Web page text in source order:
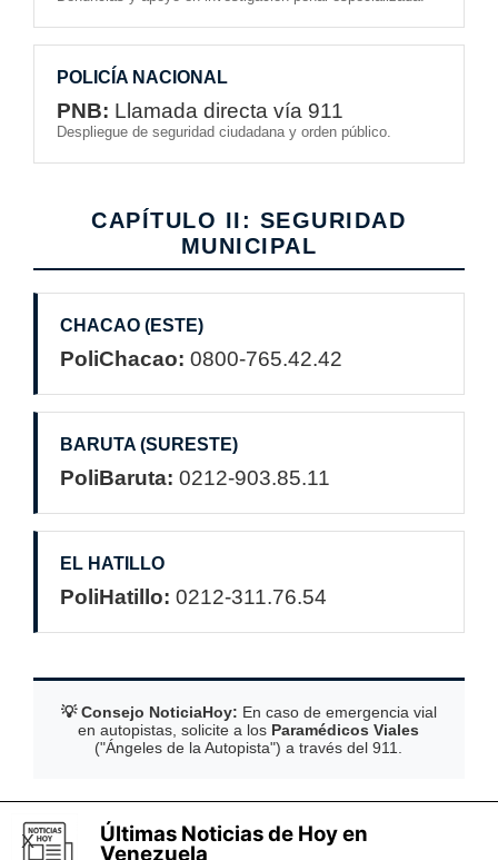
POLICÍA NACIONAL
PNB: Llamada directa vía 911
Despliegue de seguridad ciudadana y orden público.
CAPÍTULO II: SEGURIDAD
MUNICIPAL
CHACAO (ESTE)
PoliChacao: 0800-765.42.42
BARUTA (SURESTE)
PoliBaruta: 0212-903.85.11
EL HATILLO
PoliHatillo: 0212-311.76.54
💡 Consejo NoticiaHoy: En caso de emergencia vial
en autopistas, solicite a los Paramédicos Viales
("Ángeles de la Autopista") a través del 911.
Noticiashoy.es
Saltar menú
Últimas Noticias de Hoy en
Venezuela
X